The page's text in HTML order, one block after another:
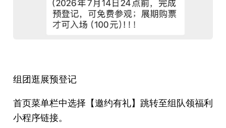
组团逛展预登记
首页菜单栏中选择【邀约有礼】跳转至组队领福利
小程序链接。